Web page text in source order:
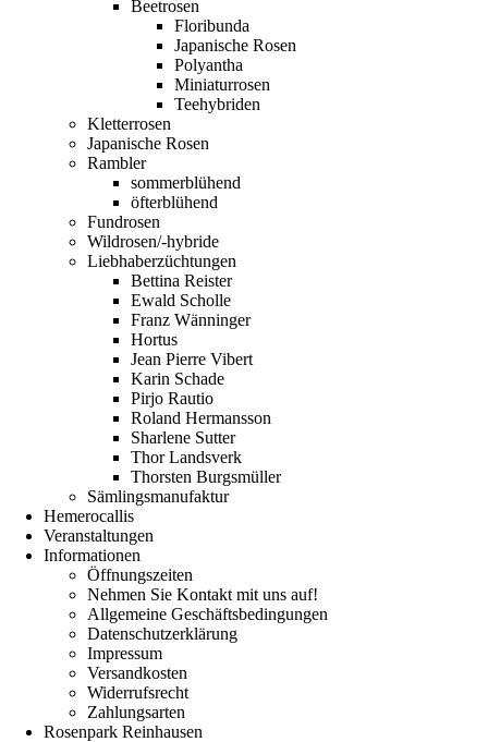
Beetrosen
Floribunda
Japanische Rosen
Polyantha
Miniaturrosen
Teehybriden
Kletterrosen
Japanische Rosen
Rambler
sommerblühend
öfterblühend
Fundrosen
Wildrosen/-hybride
Liebhaberzüchtungen
Bettina Reister
Ewald Scholle
Franz Wänninger
Hortus
Jean Pierre Vibert
Karin Schade
Pirjo Rautio
Roland Hermansson
Sharlene Sutter
Thor Landsverk
Thorsten Burgsmüller
Sämlingsmanufaktur
Hemerocallis
Veranstaltungen
Informationen
Öffnungszeiten
Nehmen Sie Kontakt mit uns auf!
Allgemeine Geschäftsbedingungen
Datenschutzerklärung
Impressum
Versandkosten
Widerrufsrecht
Zahlungsarten
Rosenpark Reinhausen